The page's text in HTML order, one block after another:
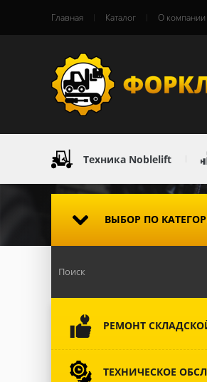
Главная Каталог О компании
Техника Noblelift
ВЫБОР ПО
РЕМОНТ
ТЕХНИЧЕСКОЕ